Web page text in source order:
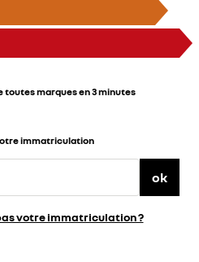
marques en 3 minutes
immatriculation
ok
votre immatriculation ?